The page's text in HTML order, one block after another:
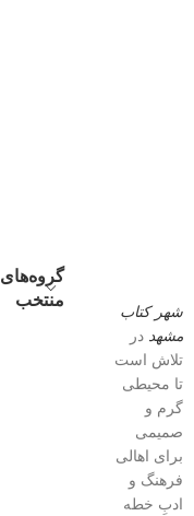
شهر کتاب
مشهد در
تلاش است
تا محیطی
گرم و
صمیمی
برای اهالی
فرهنگ و
ادبِ خطه
گروه‌های
منتخب